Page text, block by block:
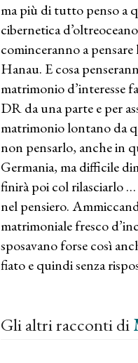
ma più di tutto penso a
cibernetica
cominceranno a
Hanau. E cosa
matrimonio d’interesse
DR da una parte e per
matrimonio lontano da
non pensarlo, anche in
Germania, ma difficile
finirà poi col rilasciarlo …
nel pensiero.
matrimoniale fresco
sposavano forse così
fiato e quindi senza
Gli altri racconti di